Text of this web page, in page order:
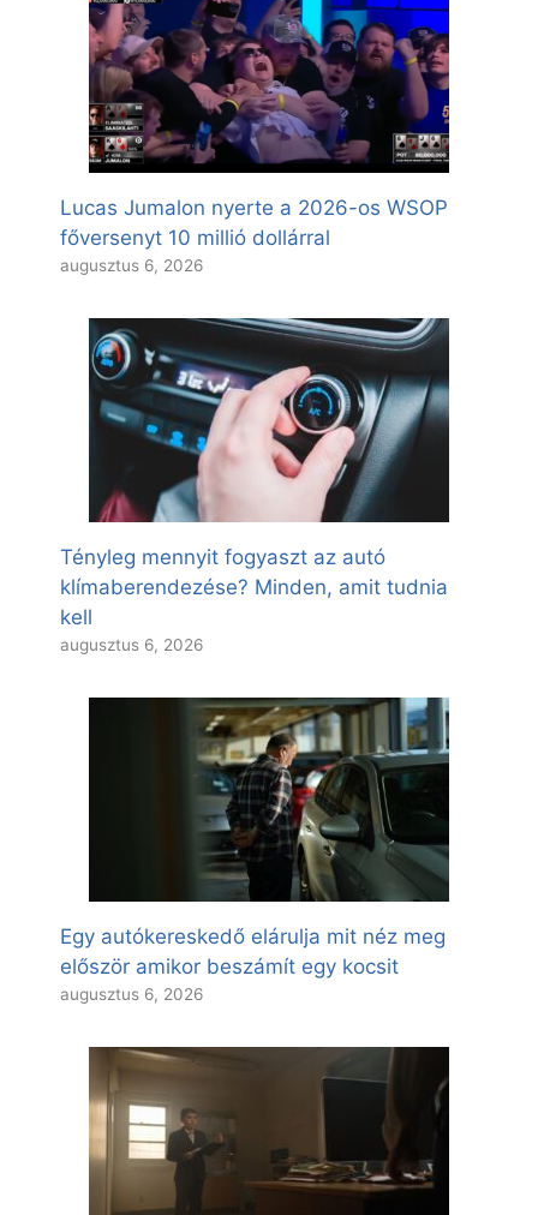
Lucas Jumalon nyerte a 2026-os WSOP
főversenyt 10 millió dollárral
augusztus 6, 2026
Tényleg mennyit fogyaszt az autó
klímaberendezése? Minden, amit tudnia
kell
augusztus 6, 2026
Egy autókereskedő elárulja mit néz meg
először amikor beszámít egy kocsit
augusztus 6, 2026